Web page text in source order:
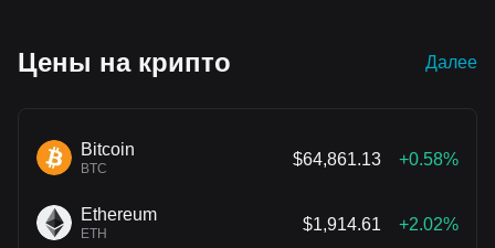
фундаментальным стимулом для инвесторов с
Цены на крипто Далее
Bitcoin
BTC
$64,861.13 +0.58%
Ethereum
ETH
$1,914.61 +2.02%